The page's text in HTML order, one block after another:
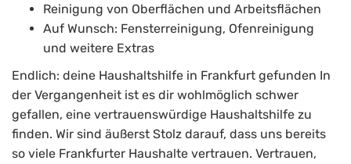
Reinigung von Oberflächen und Arbeitsflächen
Auf Wunsch: Fensterreinigung, Ofenreinigung
und weitere Extras
Endlich: deine Haushaltshilfe in Frankfurt gefunden In
der Vergangenheit ist es dir wohlmöglich schwer
gefallen, eine vertrauenswürdige Haushaltshilfe zu
finden. Wir sind äußerst Stolz darauf, dass uns bereits
so viele Frankfurter Haushalte vertrauen. Vertrauen,